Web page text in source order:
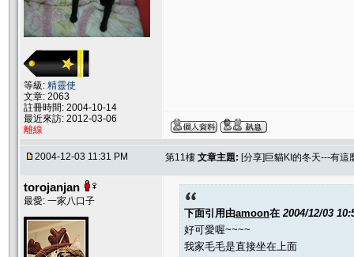
等級: 精靈使
文章: 2063
註冊時間: 2004-10-14
最近來訪: 2012-03-06
離線
2004-12-03 11:31 PM 第11樓 文章主題: [分享]巨貓KI的冬天---有這
torojanjan
最愛: 一家八口子
下面引用由amoon在 2004/12/03
好可愛喔~~~~
我家毛毛是直接坐在上面